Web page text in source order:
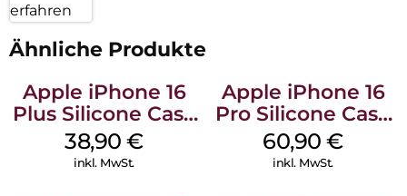
erfahren
Ähnliche Produkte
Apple iPhone 16
Plus Silicone Case
MagSafe Denim
38,90€
inkl. MwSt.
Apple iPhone 16
Pro Silicone Case
MagSafe Stone
Gray
60,90€
inkl. MwSt.